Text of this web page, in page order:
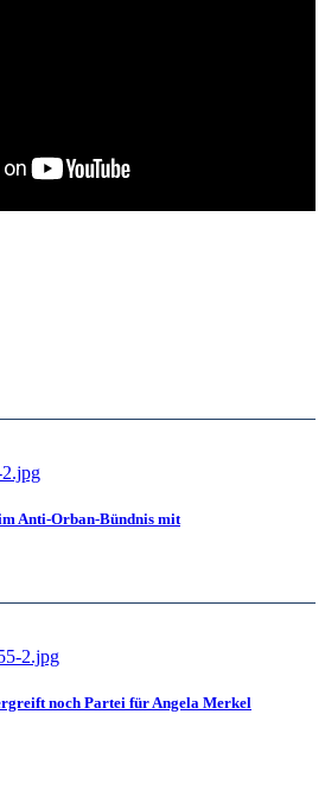
Anti-Orban-Bündnis mit
noch Partei für Angela Merkel